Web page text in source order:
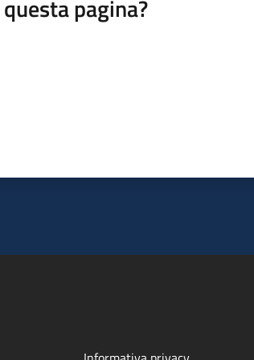
pagina?